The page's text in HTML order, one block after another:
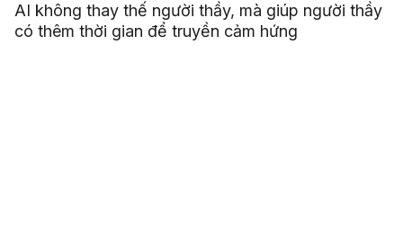
AI không thay thế người thầy, mà giúp người thầy
có thêm thời gian để truyền cảm hứng